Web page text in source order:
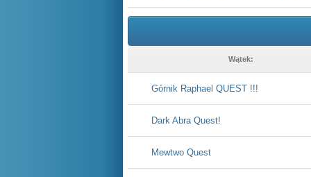
Wątek:
Górnik Raphael QUEST !!!
Dark Abra Quest!
Mewtwo Quest